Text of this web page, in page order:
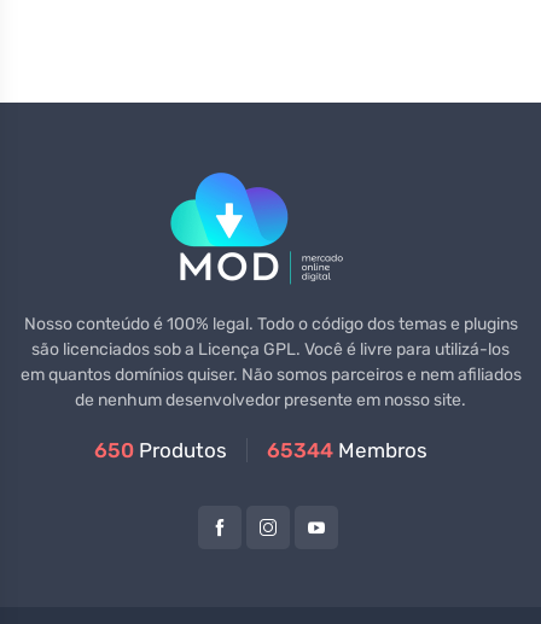
Nosso conteúdo é 100% legal. Todo o código dos temas e plugins
são licenciados sob a Licença GPL. Você é livre para utilizá-los
em quantos domínios quiser. Não somos parceiros e nem afiliados
de nenhum desenvolvedor presente em nosso site.
650 Produtos 65344 Membros